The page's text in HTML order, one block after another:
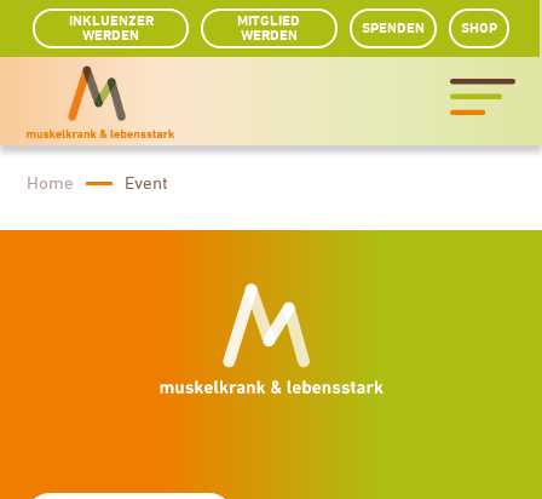
INKLUENZER
WERDEN
MITGLIED
WERDEN
SPENDEN SHOP
Home Event